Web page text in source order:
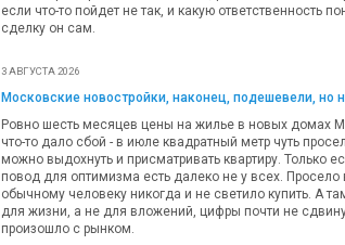
если что-то пойдет не так, и какую ответственность
сделку он сам.
3 АВГУСТА 2026
Московские новостройки, наконец, подешевели, но
Ровно шесть месяцев цены на жилье в новых домах
что-то дало сбой - в июле квадратный метр чуть
можно выдохнуть и присматривать квартиру. Только
повод для оптимизма есть далеко не у всех.
обычному человеку никогда и не светило купить. А
для жизни, а не для вложений, цифры почти не
произошло с рынком.